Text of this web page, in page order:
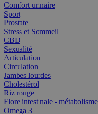
Comfort urinaire
Sport
Prostate
Stress et Sommeil
CBD
Sexualité
Articulation
Circulation
Jambes lourdes
Cholestérol
Riz rouge
Flore intestinale - métabolisme
Omega 3